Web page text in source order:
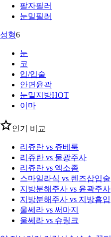
팔자필러
눈밑필러
성형6
눈
코
입/입술
안면윤곽
눈밑지방HOT
이마
인기 비교
리쥬란 vs 쥬베룩
리쥬란 vs 물광주사
리쥬란 vs 엑소좀
스마일라식 vs 렌즈삽입술
지방분해주사 vs 윤곽주사
지방분해주사 vs 지방흡입
울쎄라 vs 써마지
울쎄라 vs 슈링크